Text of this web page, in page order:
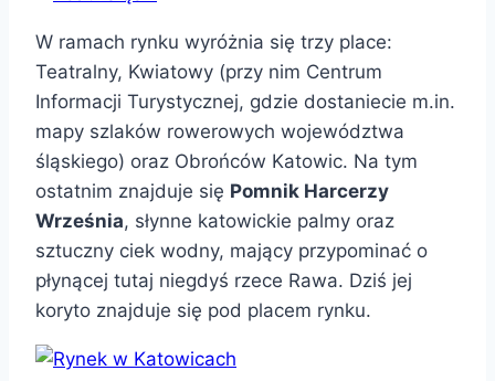
W ramach rynku wyróżnia się trzy place:
Teatralny, Kwiatowy (przy nim Centrum
Informacji Turystycznej, gdzie dostaniecie m.in.
mapy szlaków rowerowych województwa
śląskiego) oraz Obrońców Katowic. Na tym
ostatnim znajduje się Pomnik Harcerzy
Września, słynne katowickie palmy oraz
sztuczny ciek wodny, mający przypominać o
płynącej tutaj niegdyś rzece Rawa. Dziś jej
koryto znajduje się pod placem rynku.